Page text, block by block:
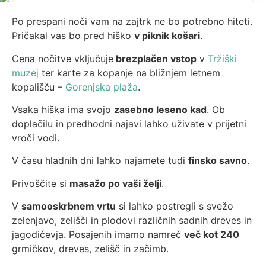
Po prespani noči vam na zajtrk ne bo potrebno hiteti.
Pričakal vas bo pred hiško v piknik košari.
Cena nočitve vključuje brezplačen vstop v Tržiški
muzej ter karte za kopanje na bližnjem letnem
kopališču – Gorenjska plaža.
Vsaka hiška ima svojo zasebno leseno kad. Ob
doplačilu in predhodni najavi lahko uživate v prijetni
vroči vodi.
V času hladnih dni lahko najamete tudi finsko savno.
Privoščite si masažo po vaši želji.
V samooskrbnem vrtu si lahko postregli s svežo
zelenjavo, zelišči in plodovi različnih sadnih dreves in
jagodičevja. Posajenih imamo namreč več kot 240
grmičkov, dreves, zelišč in začimb.